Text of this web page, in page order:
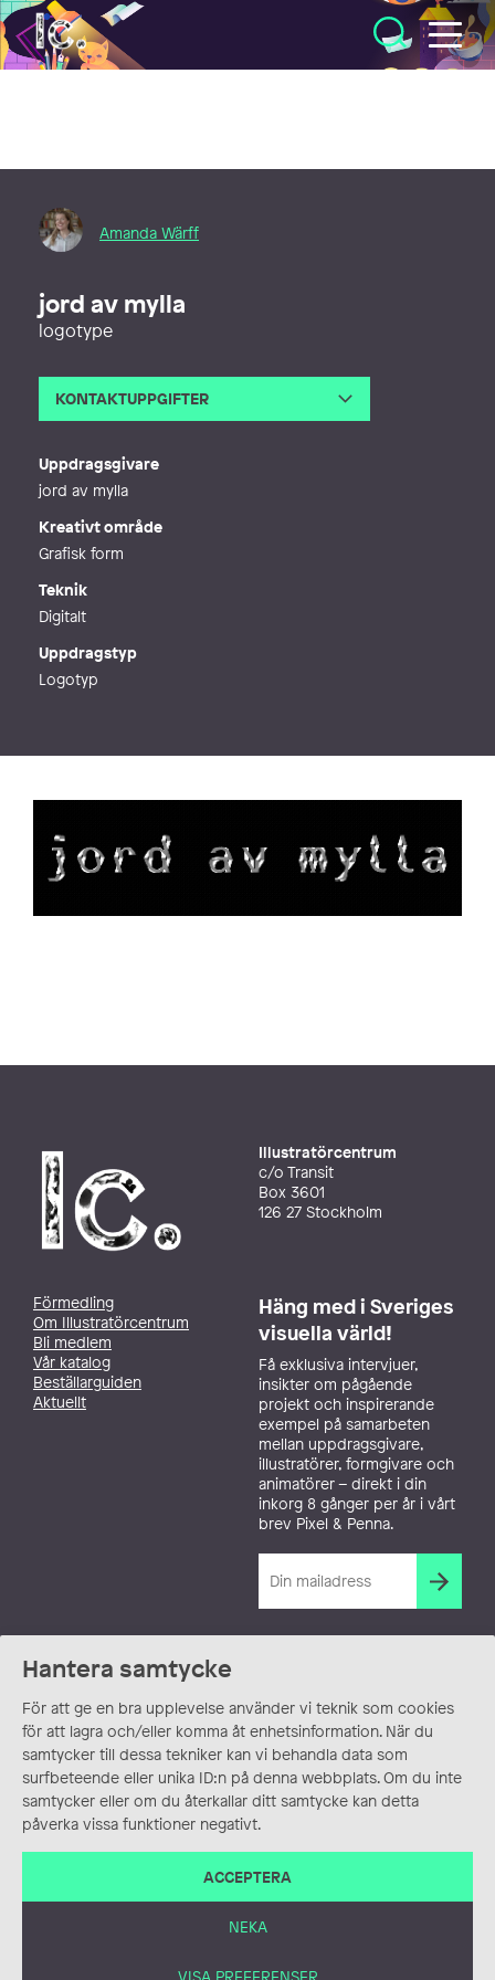
Hantera samtycke
För att ge en bra upplevelse använder vi teknik som cookies
för att lagra och/eller komma åt enhetsinformation. När du
samtycker till dessa tekniker kan vi behandla data som
surfbeteende eller unika ID:n på denna webbplats. Om du inte
samtycker eller om du återkallar ditt samtycke kan detta
påverka vissa funktioner negativt.
ACCEPTERA
NEKA
VISA PREFERENSER
Illustratörcentrum
Amanda Wärff
jord av mylla
logotype
KONTAKTUPPGIFTER
Uppdragsgivare
jord av mylla
Kreativt område
Grafisk form
Teknik
Digitalt
Uppdragstyp
Logotyp
Illustratörcentrum
c/o Transit
Box 3601
126 27 Stockholm
Förmedling
Om Illustratörcentrum
Bli medlem
Vår katalog
Beställarguiden
Aktuellt
Häng med i Sveriges
visuella värld!
Få exklusiva intervjuer,
insikter om pågående
projekt och inspirerande
exempel på samarbeten
mellan uppdragsgivare,
illustratörer, formgivare och
animatörer – direkt i din
inkorg 8 gånger per år i vårt
brev Pixel & Penna.